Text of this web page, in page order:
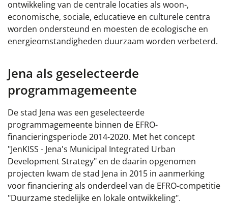
ontwikkeling van de centrale locaties als woon-,
economische, sociale, educatieve en culturele centra
worden ondersteund en moesten de ecologische en
energieomstandigheden duurzaam worden verbeterd.
Jena als geselecteerde
programmagemeente
De stad Jena was een geselecteerde
programmagemeente binnen de EFRO-
financieringsperiode 2014-2020. Met het concept
"JenKISS - Jena's Municipal Integrated Urban
Development Strategy" en de daarin opgenomen
projecten kwam de stad Jena in 2015 in aanmerking
voor financiering als onderdeel van de EFRO-competitie
"Duurzame stedelijke en lokale ontwikkeling".